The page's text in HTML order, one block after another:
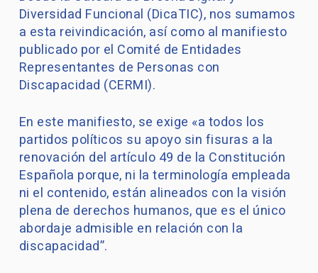
Diversidad Funcional (DicaTIC), nos sumamos
a esta reivindicación, así como al manifiesto
publicado por el Comité de Entidades
Representantes de Personas con
Discapacidad (CERMI).
En este manifiesto, se exige «a todos los
partidos políticos su apoyo sin fisuras a la
renovación del artículo 49 de la Constitución
Española porque, ni la terminología empleada
ni el contenido, están alineados con la visión
plena de derechos humanos, que es el único
abordaje admisible en relación con la
discapacidad”.